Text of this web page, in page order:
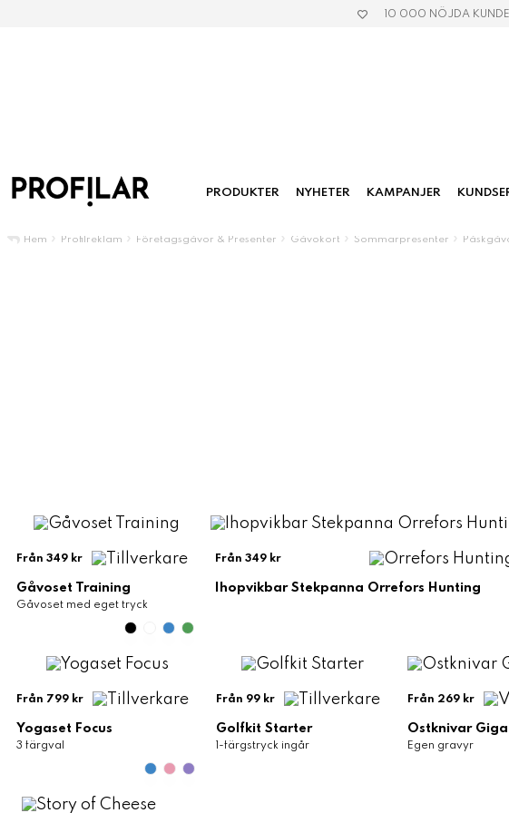
10 000 NÖJDA
PRODUKTER NYHETER KAMPANJER
Hem » Profilreklam » Företagsgåvor & Presenter » Gåvokort » Sommarpresenter »
Från 349 kr
Gåvoset Training
Gåvoset med eget tryck
Från 349 kr
Ihopvikbar Stekpanna Orrefors Hunting
Från 799 kr
Yogaset Focus
3 färgval
Från 99 kr
Golfkit Starter
1-färgstryck ingår
Från 269 kr
Ostknivar
Egen gravyr